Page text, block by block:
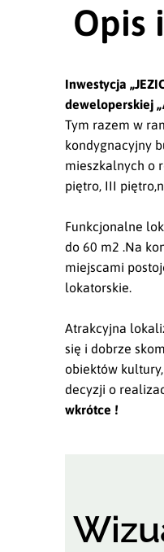
Opis
Inwestycja
deweloperskiej
Tym razem w
kondygnacyjny
mieszkalnych o
piętro, III
Funkcjonalne
do 60 m2 .Na
miejscami
lokatorskie.
Atrakcyjna
się i dobrze
obiektów
decyzji o
wkrótce !